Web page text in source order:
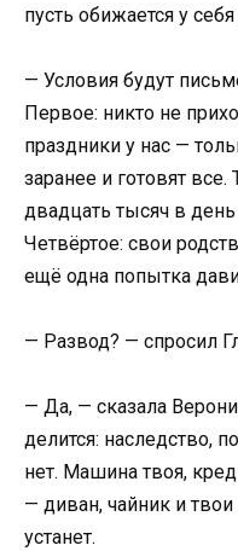
пусть обижается у
— Условия будут
Первое: никто не
праздники у нас —
заранее и готовят
двадцать тысяч в
Четвёртое: свои
ещё одна попытка
— Развод? — спросил
— Да, — сказала
делится: наследство,
нет. Машина твоя,
— диван, чайник и
устанет.